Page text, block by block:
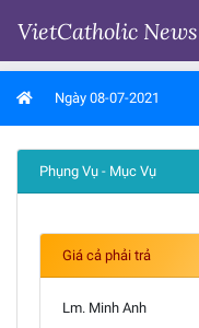
VietCatholic News
Ngày 08-07-2021
Phụng Vụ - Mục Vụ
Giá cả phải trả
Lm. Minh Anh